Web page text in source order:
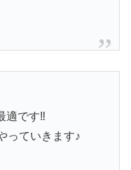
適です‼︎
っていきます♪